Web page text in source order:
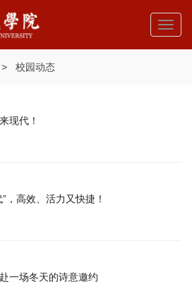
> 校园动态
现代！
，高效、活力又快捷！
一场冬天的诗意邀约